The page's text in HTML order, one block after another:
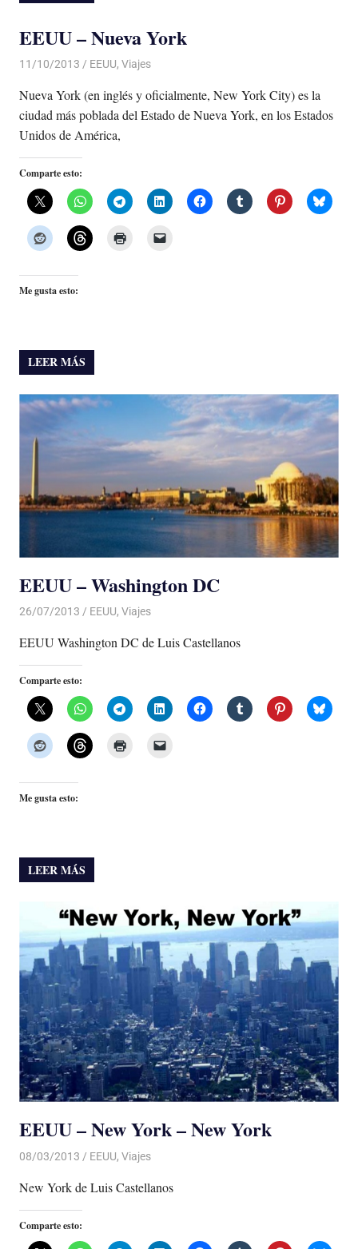
EEUU – Nueva York
11/10/2013 Luis Castellanos
EEUU, Viajes
Nueva York (en inglés y oficialmente, New York City) es la
ciudad más poblada del Estado de Nueva York, en los Estados
Unidos de América,
Comparte esto:
Me gusta esto:
LEER MÁS
EEUU – Washington DC
26/07/2013 Luis Castellanos
EEUU, Viajes
EEUU Washington DC de Luis Castellanos
Comparte esto:
Me gusta esto:
LEER MÁS
EEUU – New York – New York
08/03/2013 Luis Castellanos
EEUU, Viajes
New York de Luis Castellanos
Comparte esto: